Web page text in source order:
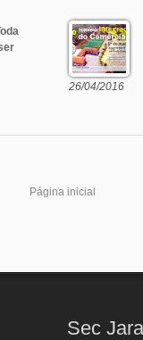
26/04/2016
Página inicial
Sec